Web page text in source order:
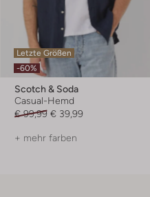
Letzte Größen
-60%
Scotch & Soda
Casual-Hemd
€ 99,99 € 39,99
+ mehr farben